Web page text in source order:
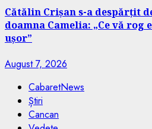
Cătălin Crișan s-a despărțit
doamna Camelia: „Ce vă rog
ușor”
August 7, 2026
CabaretNews
Știri
Cancan